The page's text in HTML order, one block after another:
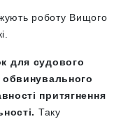
роботу Вищого
для судового
обвинувального
притягнення
Таку